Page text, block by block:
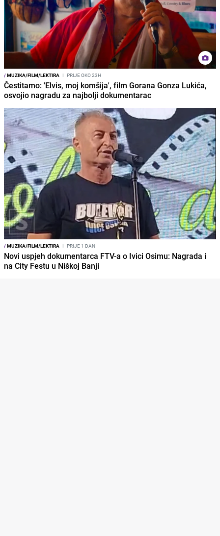
/MUZIKA/FILM/LEKTIRA I PRIJE OKO 23H
Čestitamo: 'Elvis, moj komšija', film Gorana Gonza Lukića,
osvojio nagradu za najbolji dokumentarac
/MUZIKA/FILM/LEKTIRA I PRIJE 1 DAN
Novi uspjeh dokumentarca FTV-a o Ivici Osimu: Nagrada i
na City Festu u Niškoj Banji